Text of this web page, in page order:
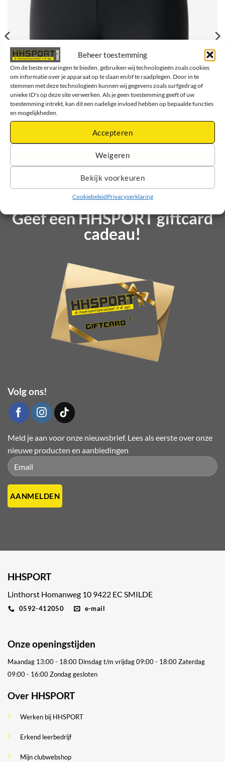
Beheer toestemming
Om de beste ervaringen te bieden, gebruiken wij technologieën zoals cookies
om informatie over je apparaat op te slaan en/of te raadplegen. Door in te
stemmen met deze technologieën kunnen wij gegevens zoals surfgedrag of
unieke ID's op deze site verwerken. Als je geen toestemming geeft of uw
toestemming intrekt, kan dit een nadelige invloed hebben op bepaalde functies
en mogelijkheden.
Accepteren
Weigeren
Bekijk voorkeuren
CookiebeleidPrivacyverklaring
Erima Tight Verona Kids – Zwart
Oorspronkelijke
prijs
was:
€ 31,95.
Huidige
€ 29,95.
Dit
heeft
variaties.
optie
productpagina
Geef een HHSPORT giftcard
cadeau!
Volg ons!
Meld je aan voor onze nieuwsbrief. Lees als eerste over onze
nieuwe producten en aanbiedingen
Please leave this field empty.
Please leave this field empty.
HHSPORT
Linthorst Homanweg 10 9422 EC SMILDE
0592-412050 e-mail
Onze openingstijden
Maandag 13:00 - 18:00 Dinsdag t/m vrijdag 09:00 - 18:00Zaterdag
09:00 - 16:00Zondag gesloten
Over HHSPORT
Werken bij HHSPORT
Erkend leerbedrijf
Mijn clubwebshop